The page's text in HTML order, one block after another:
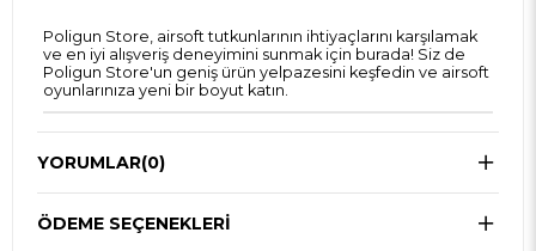
Poligun Store, airsoft tutkunlarının ihtiyaçlarını karşılamak
ve en iyi alışveriş deneyimini sunmak için burada! Siz de
Poligun Store'un geniş ürün yelpazesini keşfedin ve airsoft
oyunlarınıza yeni bir boyut katın.
YORUMLAR(0)
ÖDEME SEÇENEKLERI